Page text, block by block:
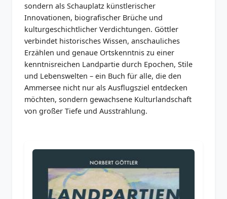
sondern als Schauplatz künstlerischer
Innovationen, biografischer Brüche und
kulturgeschichtlicher Verdichtungen. Göttler
verbindet historisches Wissen, anschauliches
Erzählen und genaue Ortskenntnis zu einer
kenntnisreichen Landpartie durch Epochen, Stile
und Lebenswelten – ein Buch für alle, die den
Ammersee nicht nur als Ausflugsziel entdecken
möchten, sondern gewachsene Kulturlandschaft
von großer Tiefe und Ausstrahlung.